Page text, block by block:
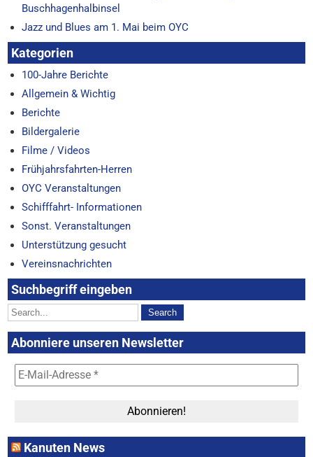
Buschhagenhalbinsel
Jazz und Blues am 1. Mai beim OYC
Kategorien
100-Jahre Berichte
Allgemein & Wichtig
Berichte
Bildergalerie
Filme / Videos
Frühjahrsfahrten-Herren
OYC Veranstaltungen
Schifffahrt- Informationen
Sonst. Veranstaltungen
Unterstützung gesucht
Vereinsnachrichten
Suchbegriff eingeben
Abonniere unseren Newsletter
Kanuten News